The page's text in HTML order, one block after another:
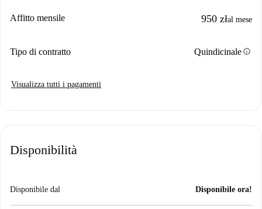
Affitto mensile 950 złal mese
Tipo di contratto Quindicinaleinfo
Visualizza tutti i pagamenti
Disponibilità
Disponibile dal Disponibile ora!